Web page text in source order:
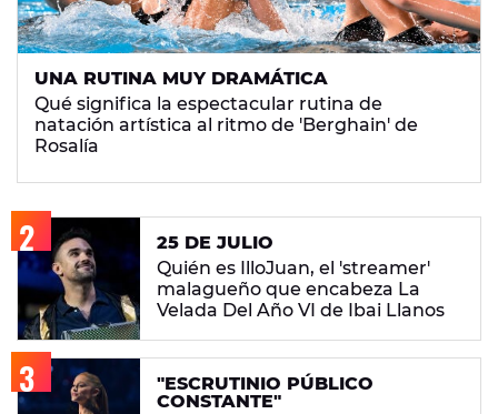
UNA RUTINA MUY DRAMÁTICA
Qué significa la espectacular rutina de
natación artística al ritmo de 'Berghain' de
Rosalía
25 DE JULIO
Quién es IlloJuan, el 'streamer'
malagueño que encabeza La
Velada Del Año VI de Ibai Llanos
"ESCRUTINIO PÚBLICO
CONSTANTE"